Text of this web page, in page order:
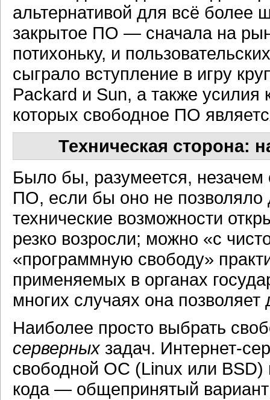
альтернативой для всё более
закрытое ПО — сначала на
потихоньку, и
сыграло вступление в игру
Packard и Sun, а также
которых свободное ПО
Техническая сторона:
Было бы, разумеется, незачем
ПО, если бы оно не позволяло
технические возможности
резко возросли; можно «с
«программную свободу»
применяемых в органах
многих случаях она позволяет
Наиболее просто выбрать
серверных задач. Интернет-
свободной ОС (Linux или BSD)
кода — общепринятый